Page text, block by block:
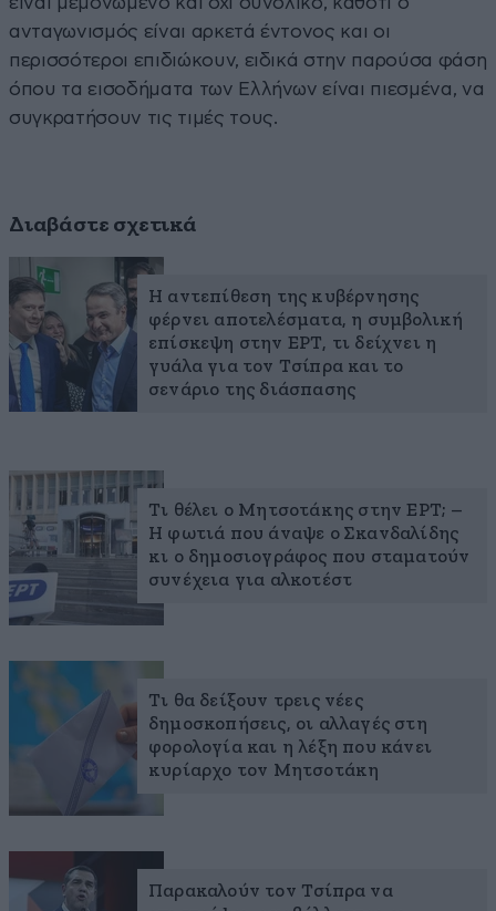
ανταγωνισμός είναι αρκετά έντονος και οι
περισσότεροι επιδιώκουν, ειδικά στην παρούσα φάση
όπου τα εισοδήματα των Ελλήνων είναι πιεσμένα, να
συγκρατήσουν τις τιμές τους.
Διαβάστε σχετικά
Η αντεπίθεση της κυβέρνησης
φέρνει αποτελέσματα, η συμβολική
επίσκεψη στην ΕΡΤ, τι δείχνει η
γυάλα για τον Τσίπρα και το
σενάριο της διάσπασης
Τι θέλει ο Μητσοτάκης στην ΕΡΤ; –
Η φωτιά που άναψε ο Σκανδαλίδης
κι ο δημοσιογράφος που σταματούν
συνέχεια για αλκοτέστ
Τι θα δείξουν τρεις νέες
δημοσκοπήσεις, οι αλλαγές στη
φορολογία και η λέξη που κάνει
κυρίαρχο τον Μητσοτάκη
Παρακαλούν τον Τσίπρα να